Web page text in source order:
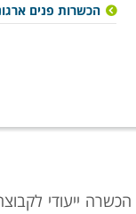
הכשרות פנים
הכשרה ייעודי